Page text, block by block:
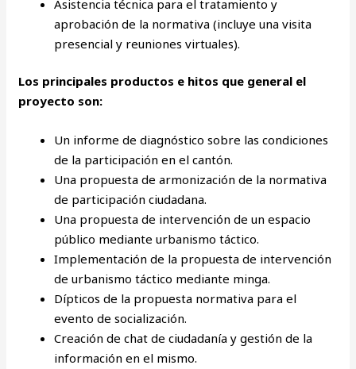
Asistencia técnica para el tratamiento y
aprobación de la normativa (incluye una visita
presencial y reuniones virtuales).
Los principales productos e hitos que general el
proyecto son:
Un informe de diagnóstico sobre las condiciones
de la participación en el cantón.
Una propuesta de armonización de la normativa
de participación ciudadana.
Una propuesta de intervención de un espacio
público mediante urbanismo táctico.
Implementación de la propuesta de intervención
de urbanismo táctico mediante minga.
Dípticos de la propuesta normativa para el
evento de socialización.
Creación de chat de ciudadanía y gestión de la
información en el mismo.